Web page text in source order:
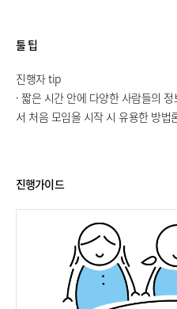
툴 팁
진행자 tip
· 짧은 시간 안에 다양한 사람들의
서 처음 모임을 시작 시 유용한 방법
진행가이드